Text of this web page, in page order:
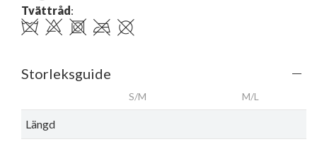
Tvättråd :
Storleksguide
S/M M/L
Längd